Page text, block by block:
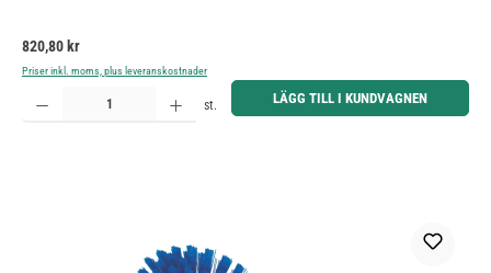
Ordinarie pris:
820,80 kr
Priser inkl. moms, plus leveranskostnader
Produktkvantitet: Ange önskat belopp eller använd knapparna för att öka eller minska kvantiteten.
st. LÄGG TILL I KUNDVAGNEN